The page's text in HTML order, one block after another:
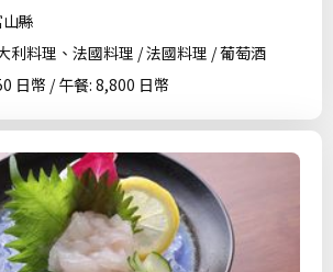
縣
利料理、法國料理 / 法國料理 / 葡萄酒
日幣 / 午餐: 8,800 日幣